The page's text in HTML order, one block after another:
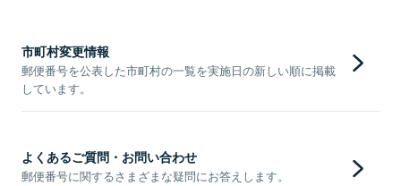
市町村変更情報
郵便番号を公表した市町村の一覧を実施日の新しい順に掲載
しています。
よくあるご質問・お問い合わせ
郵便番号に関するさまざまな疑問にお答えします。